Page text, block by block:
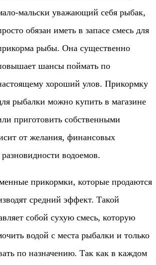
мальски уважающий себя рыбак,
обязан иметь в запасе смесь для
рыбы. Она существенно
шансы поймать по
хороший улов. Прикормку
рыбалки можно купить в магазине
приготовить собственными
от желания, финансовых
водоемов.
прикормки, которые продаются
средний эффект. Такой
собой сухую смесь, которую
водой с места рыбалки и только
по назначению. Так как в каждом